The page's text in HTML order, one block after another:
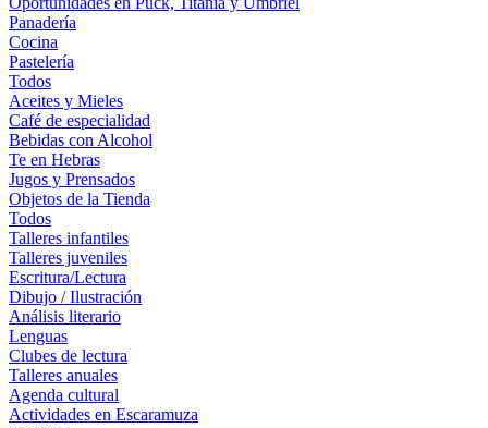
Panadería
Cocina
Pastelería
Todos
Aceites y Mieles
Café de especialidad
Bebidas con Alcohol
Te en Hebras
Jugos y Prensados
Objetos de la Tienda
Todos
Talleres infantiles
Talleres juveniles
Escritura/Lectura
Dibujo / Ilustración
Análisis literario
Lenguas
Clubes de lectura
Talleres anuales
Agenda cultural
Actividades en Escaramuza